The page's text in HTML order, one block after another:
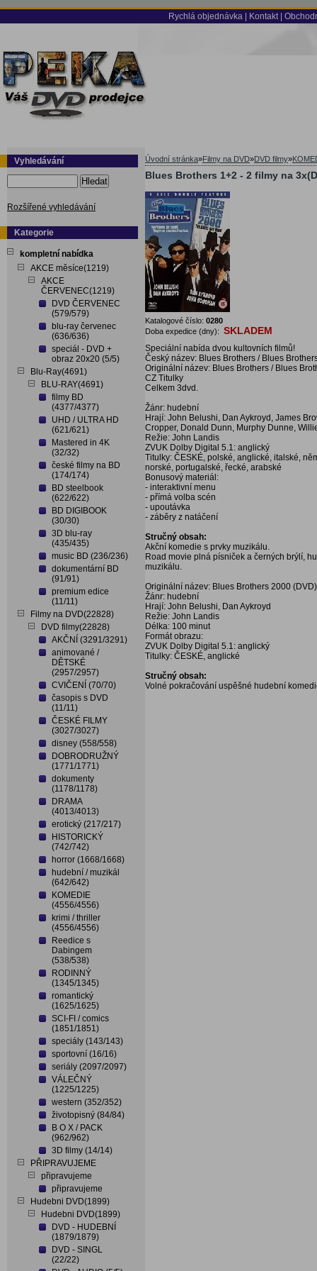
Rychlá objednávka Kontakt
Vyhledávání
Hledat
Rozšířené vyhledávání
Kategorie
kompletní nabídka
AKCE měsíce(1219)
AKCE
ČERVENEC(1219)
DVD ČERVENEC
(579/579)
blu-ray červenec
(636/636)
speciál - DVD +
obraz 20x20 (5/5)
Blu-Ray(4691)
BLU-RAY(4691)
filmy BD
(4377/4377)
UHD / ULTRA HD
(621/621)
Mastered in 4K
(32/32)
české filmy na BD
(174/174)
BD steelbook
(622/622)
BD DIGIBOOK
(30/30)
3D blu-ray
(435/435)
music BD (236/236)
dokumentární BD
(91/91)
premium edice
(11/11)
Filmy na DVD(22828)
DVD filmy(22828)
AKČNÍ (3291/3291)
animované /
DĚTSKÉ
(2957/2957)
CVIČENÍ (70/70)
časopis s DVD
(11/11)
ČESKÉ FILMY
(3027/3027)
disney (558/558)
DOBRODRUŽNÝ
(1771/1771)
dokumenty
(1178/1178)
DRAMA
(4013/4013)
erotický (217/217)
HISTORICKÝ
(742/742)
horror (1668/1668)
hudební / muzikál
(642/642)
KOMEDIE
(4556/4556)
krimi / thriller
(4556/4556)
Reedice s
Dabingem
(538/538)
RODINNÝ
(1345/1345)
romantický
(1625/1625)
SCI-FI / comics
(1851/1851)
speciály (143/143)
sportovní (16/16)
seriály (2097/2097)
VÁLEČNÝ
(1225/1225)
western (352/352)
životopisný (84/84)
B O X / PACK
(962/962)
3D filmy (14/14)
PŘIPRAVUJEME
připravujeme
připravujeme
Hudebni DVD(1899)
Hudebni DVD(1899)
DVD - HUDEBNÍ
(1879/1879)
DVD - SINGL
(22/22)
Úvodní stránka»Filmy na DVD»DVD filmy»
Blues Brothers 1+2 - 2 filmy na
Katalogové číslo: 0280
Doba expedice (dny): SKLADEM
Speciální nabída dvou kultovních filmů!
Český název: Blues Brothers / Blues
Originální název: Blues Brothers / Blues
CZ Titulky
Celkem 3dvd.
Žánr: hudební
Hrají: John Belushi, Dan Aykroyd, James
Cropper, Donald Dunn, Murphy Dunne,
Režie: John Landis
ZVUK Dolby Digital 5.1: anglický
Titulky: ČESKÉ, polské, anglické, italské,
norské, portugalské, řecké, arabské
Bonusový materiál:
- interaktivní menu
- přímá volba scén
- upoutávka
- záběry z natáčení
Stručný obsah:
Akční komedie s prvky muzikálu.
Road movie plná písniček a černých brýlí,
muzikálu.
Originální název: Blues Brothers 2000 (DVD)
Žánr: hudební
Hrají: John Belushi, Dan Aykroyd
Režie: John Landis
Délka: 100 minut
Formát obrazu:
ZVUK Dolby Digital 5.1: anglický
Titulky: ČESKÉ, anglické
Stručný obsah:
Volné pokračování uspěšné hudební